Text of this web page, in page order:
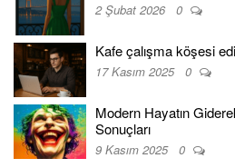
2 Şubat 2026 0
Kafe çalışma köşesi
17 Kasım 2025 0
Modern Hayatın
Sonuçları
9 Kasım 2025 0